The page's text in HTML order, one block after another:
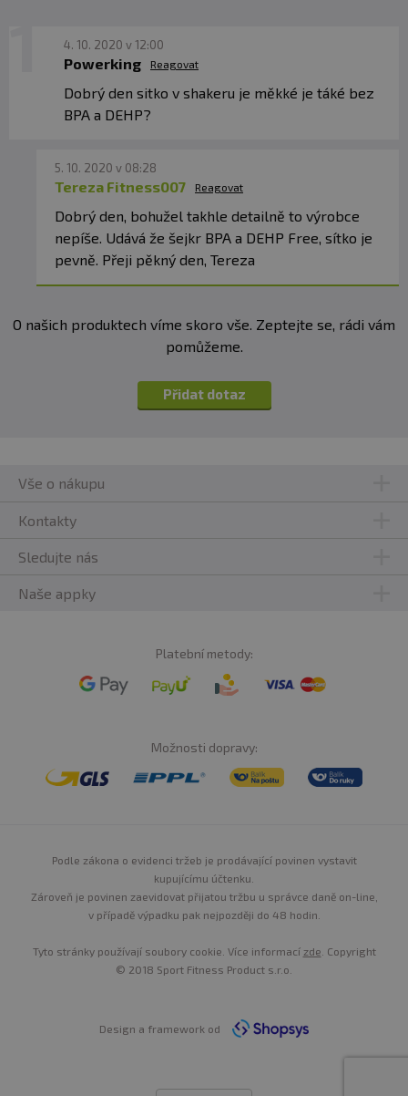
4. 10. 2020 v 12:00
Powerking Reagovat
Dobrý den sitko v shakeru je měkké je táké bez
BPA a DEHP?
5. 10. 2020 v 08:28
Tereza Fitness007 Reagovat
Dobrý den, bohužel takhle detailně to výrobce
nepíše. Udává že šejkr BPA a DEHP Free, sítko je
pevně. Přeji pěkný den, Tereza
O našich produktech víme skoro vše. Zeptejte se, rádi vám
pomůžeme.
Přidat dotaz
Vše o nákupu
Kontakty
Sledujte nás
Naše appky
Platební metody:
Možnosti dopravy:
Podle zákona o evidenci tržeb je prodávající povinen vystavit
kupujícímu účtenku.
Zároveň je povinen zaevidovat přijatou tržbu u správce daně on-line,
v případě výpadku pak nejpozději do 48 hodin.
Tyto stránky používají soubory cookie. Více informací zde . Copyright
© 2018 Sport Fitness Product s.r.o.
Design a framework od